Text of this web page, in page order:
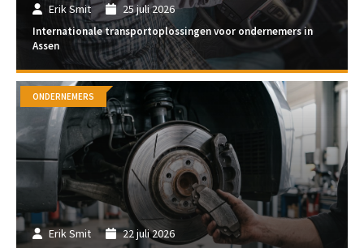
Erik Smit 25 juli 2026
Internationale transportoplossingen voor ondernemers in
Assen
Erik Smit 22 juli 2026
ONDERNEMERS